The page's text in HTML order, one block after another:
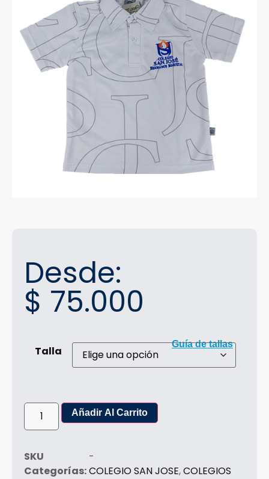
Desde:
$ 75.000
Guía de tallas
Talla
Añadir Al Carrito
SKU
-
Categorías:COLEGIO SAN JOSE,COLEGIOS